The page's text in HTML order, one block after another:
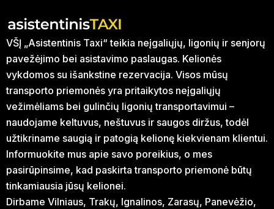
VŠĮ „Asistentinis Taxi“ teikia neįgaliųjų, ligonių ir senjorų
pavežėjimo bei asistavimo paslaugas. Kelionės
vykdomos su išankstine rezervacija. Visos mūsų
transporto priemonės yra pritaikytos neįgaliųjų
vežimėliams bei gulinčių ligonių transportavimui –
naudojame keltuvus, neštuvus ir saugos diržus, todėl
užtikriname saugią ir patogią kelionę kiekvienam klientui.
Informuokite mus apie savo poreikius, o mes
pasirūpinsime, kad paskirta transporto priemonė būtų
tinkamiausia jūsų kelionei.
Dirbame Vilniaus, Trakų, Ignalinos, Zarasų, Panevėžio,